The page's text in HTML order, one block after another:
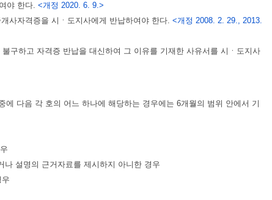
야 한다. <개정 2020. 6. 9.>
사자격증을 시ㆍ도지사에게 반납하여야 한다. <개정 2008. 2. 29., 2013.
구하고 자격증 반납을 대신하여 그 이유를 기재한 사유서를 시ㆍ도지사
다음 각 호의 어느 하나에 해당하는 경우에는 6개월의 범위 안에서 기
설명의 근거자료를 제시하지 아니한 경우